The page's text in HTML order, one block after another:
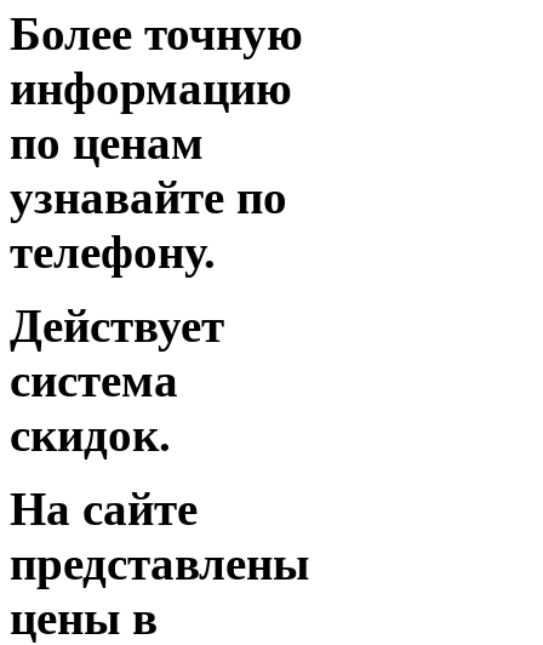
Более точную
информацию
по ценам
узнавайте по
телефону.
Действует
система
скидок.
На сайте
представлены
цены в